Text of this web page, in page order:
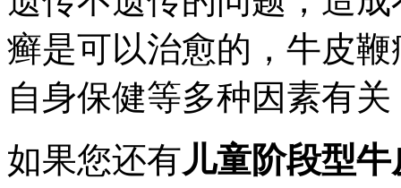
癣是可以治愈的，牛皮
自身保健等多种因素有
如果您还有儿童阶段型